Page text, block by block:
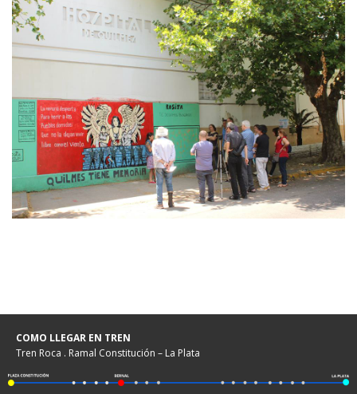
COMO LLEGAR EN TREN
Tren Roca . Ramal Constitución – La Plata